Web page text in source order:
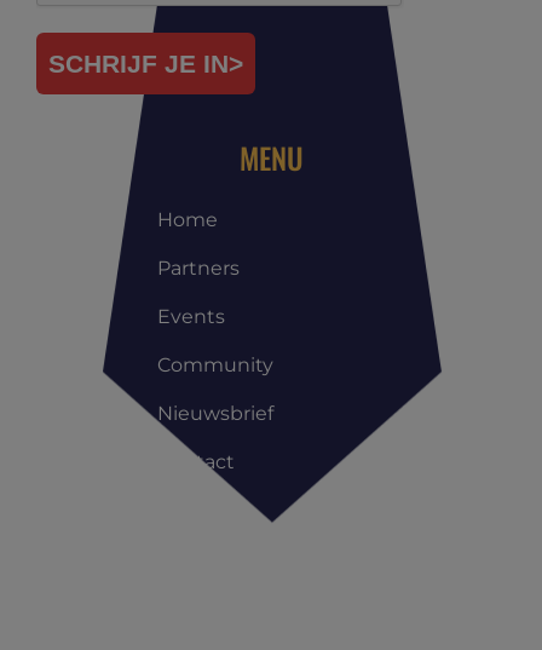
SCHRIJF JE IN>
MENU
Home
Partners
Events
Community
Nieuwsbrief
Contact